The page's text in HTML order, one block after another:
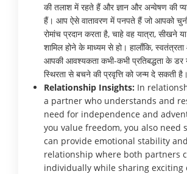
की तलाश में रहते हैं और ज्ञान और अन्वेषण की
हैं। आप ऐसे वातावरण में पनपते हैं जो आपको
रोमांच प्रदान करता है, चाहे वह यात्रा, सीखने
शामिल होने के माध्यम से हो। हालाँकि, स्वतंत्रता
आपकी आवश्यकता कभी-कभी प्रतिबद्धता के डर
स्थिरता से बचने की प्रवृत्ति को जन्म दे सकती है।
Relationship Insights: In
a partner who understands and
need for independence and
you value freedom, you also need
can provide emotional stability
relationship where both partners
individually while sharing exciting